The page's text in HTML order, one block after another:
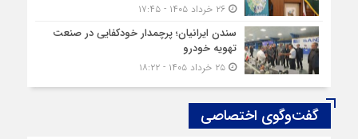
۲۶ خرداد ۱۴۰۵ - ۱۷:۴۵
سندن ایرانیان؛ پرچمدار خودکفایی در صنعت
تهویه خودرو
۲۵ خرداد ۱۴۰۵ - ۱۸:۲۲
گفت‌وگوی اختصاصی